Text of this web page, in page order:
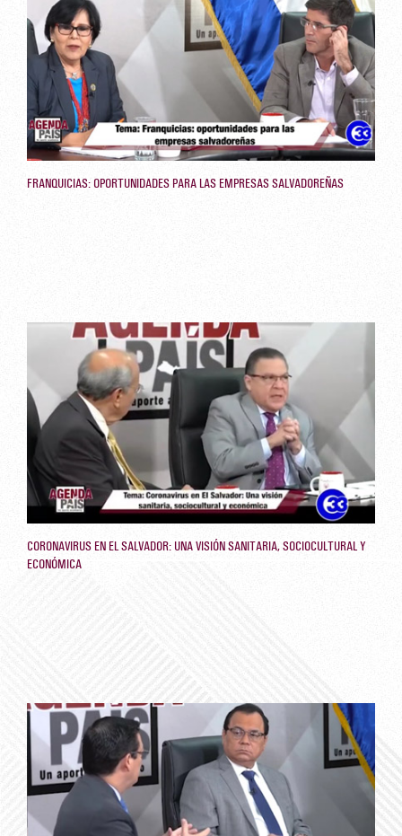
FRANQUICIAS: OPORTUNIDADES PARA LAS EMPRESAS SALVADOREÑAS
CORONAVIRUS EN EL SALVADOR: UNA VISIÓN SANITARIA, SOCIOCULTURAL Y
ECONÓMICA